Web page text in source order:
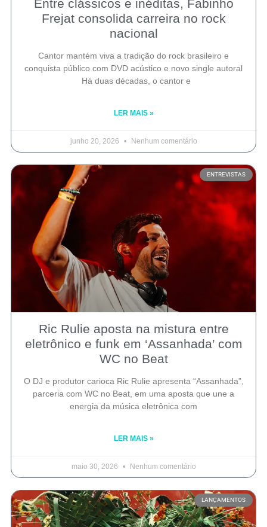
Entre clássicos e inéditas, Fabinho
Frejat consolida carreira no rock
nacional
Cantor mantém viva a tradição do rock brasileiro e
conquista público com DVD acústico e novo single autoral
Há duas décadas, o cantor e
LER MAIS »
junho 20, 2026 Nenhum comentário
ENTREVISTAS
Ric Rulie aposta na mistura entre
eletrônico e funk em ‘Assanhada’ com
WC no Beat
O DJ e produtor carioca Ric Rulie apresenta “Assanhada”,
parceria com WC no Beat, em uma aposta que une a
energia da música eletrônica com
LER MAIS »
maio 30, 2026 Nenhum comentário
LANÇAMENTOS